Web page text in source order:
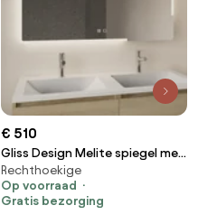
€ 510
Gliss Design Melite spiegel met
LED-verlichting en verwarming
180x70cm
Rechthoekige
Op voorraad
Gratis bezorging